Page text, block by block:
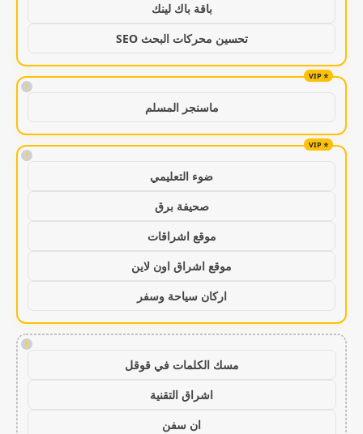
باقة باك لينك
تحسين محركات البحث SEO
!
ماسنجر المسلم
!
ضوء التعليمي
صحيفة برق
موقع اشراقات
موقع اشراق اون لاين
اركان سياحة وسفر
!
مسك الكلمات في قوقل
اشراق التقنية
ان سفن